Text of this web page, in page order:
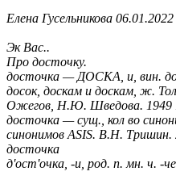
Елена Гусельникова
Эк Вас..
Про досточку.
досточка — ДОСКА, и, вин.
досок, доскам и доскам, ж.
Ожегов, Н.Ю. Шведова. 1949
досточка — сущ., кол во
синонимов ASIS. В.Н. Тришин.
досточка
д'ост'очка, -и, род. п. мн. ч. -